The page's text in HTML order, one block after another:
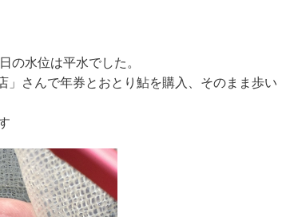
の水位は平水でした。
」さんで年券とおとり鮎を購入、そのまま歩い